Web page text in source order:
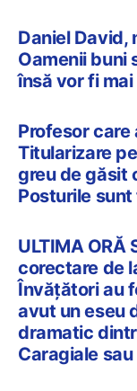
Daniel David,
Oamenii buni
însă vor fi
Profesor
Titularizare
greu de găsit
Posturile
ULTIMA ORĂ
corectare de
Învățători au
avut un eseu
dramatic
Caragiale